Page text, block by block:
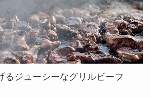
るジューシーなグリルビーフ